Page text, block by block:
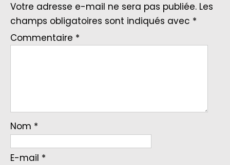
Votre adresse e-mail ne sera pas publiée. Les
champs obligatoires sont indiqués avec *
Commentaire *
Nom *
E-mail *